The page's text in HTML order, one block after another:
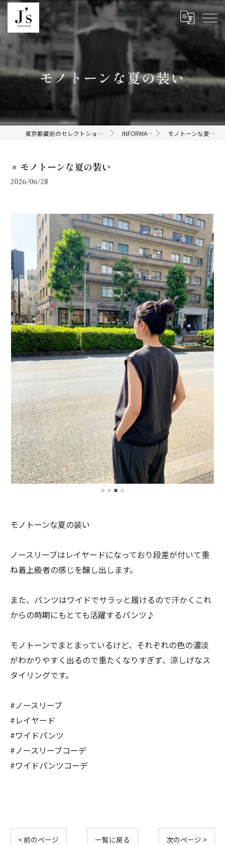
モノトーンな夏の装い
東京都蔵前のセレクトショップならJ's INFORMATION モノトーンな夏の装い
モノトーンな夏の装い
2026/06/28
モノトーンな夏の装い
ノースリーブはレイヤードになっており段差が付いて重
ね着上級者の感じを醸し出します。
また、パンツはワイドでサラッと履けるので汗かくこれ
からの時期にもとても活躍するパンツ♪
モノトーンでまとまっているけど、それぞれの色の濃淡
がわかりやすく出るので重たくなりすぎず、涼しげなス
タイリングです。
#ノースリーブ
#レイヤード
#ワイドパンツ
#ノースリーブコーデ
#ワイドパンツコーデ
< 前のページ 一覧に戻る 次のページ >